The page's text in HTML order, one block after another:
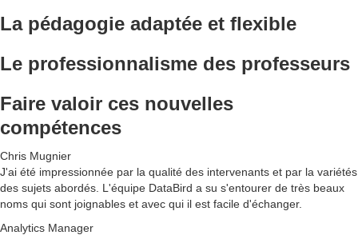
La pédagogie adaptée et flexible
Le professionnalisme des professeurs
Faire valoir ces nouvelles
compétences
Chris Mugnier
J'ai été impressionnée par la qualité des intervenants et par la variétés
des sujets abordés. L'équipe DataBird a su s'entourer de très beaux
noms qui sont joignables et avec qui il est facile d'échanger.
Analytics Manager